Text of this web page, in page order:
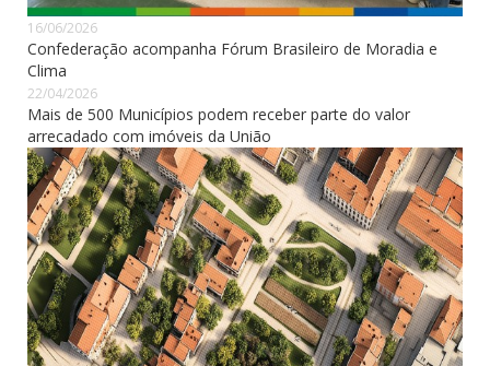
16/06/2026
Confederação acompanha Fórum Brasileiro de Moradia e
Clima
22/04/2026
Mais de 500 Municípios podem receber parte do valor
arrecadado com imóveis da União